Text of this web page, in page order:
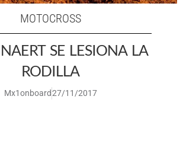
MOTOCROSS
SE LESIONA LA
RODILLA
Mx1onboard27/11/2017